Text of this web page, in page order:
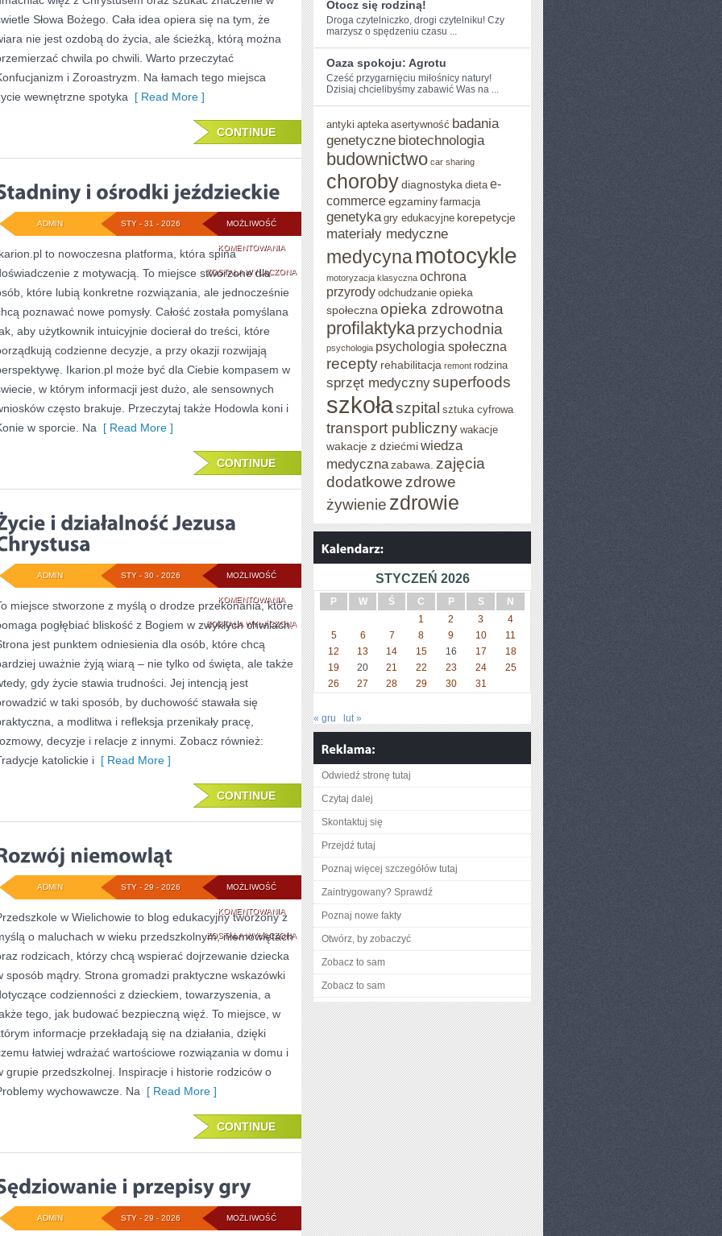
Słowa Bożego. Cała idea opiera się na tym, że
nie jest ozdobą do życia, ale ścieżką, którą można
chwila po chwili. Warto przeczytać
i Zoroastryzm. Na łamach tego miejsca
wewnętrzne spotyka [ Read More ]
CONTINUE
MOŻLIWOŚĆ
KOMENTOWANIASTADNINY
I
OŚRODKI
JEŹDZIECKIE
ZOSTAŁA WYŁĄCZONA
STY - 31 - 2026
ADMIN
to nowoczesna platforma, która spina
z motywacją. To miejsce stworzone dla
które lubią konkretne rozwiązania, ale jednocześnie
poznawać nowe pomysły. Całość została pomyślana
aby użytkownik intuicyjnie docierał do treści, które
codzienne decyzje, a przy okazji rozwijają
Ikarion.pl może być dla Ciebie kompasem w
w którym informacji jest dużo, ale sensownych
często brakuje. Przeczytaj także Hodowla koni i
w sporcie. Na [ Read More ]
CONTINUE
MOŻLIWOŚĆ
KOMENTOWANIAŻYCIE
I
DZIAŁALNOŚĆ
JEZUSA
CHRYSTUSA
ZOSTAŁA WYŁĄCZONA
STY - 30 - 2026
ADMIN
miejsce stworzone z myślą o drodze przekonania, które
pogłębiać bliskość z Bogiem w zwykłych chwilach.
jest punktem odniesienia dla osób, które chcą
uważnie żyją wiarą – nie tylko od święta, ale także
gdy życie stawia trudności. Jej intencją jest
w taki sposób, by duchowość stawała się
a modlitwa i refleksja przenikały pracę,
decyzje i relacje z innymi. Zobacz również:
katolickie i [ Read More ]
CONTINUE
MOŻLIWOŚĆ
KOMENTOWANIAROZWÓJ
NIEMOWLĄT
ZOSTAŁA WYŁĄCZONA
STY - 29 - 2026
ADMIN
w Wielichowie to blog edukacyjny tworzony z
o maluchach w wieku przedszkolnym, niemowlętach
rodzicach, którzy chcą wspierać dojrzewanie dziecka
sposób mądry. Strona gromadzi praktyczne wskazówki
codzienności z dzieckiem, towarzyszenia, a
tego, jak budować bezpieczną więź. To miejsce, w
informacje przekładają się na działania, dzięki
łatwiej wdrażać wartościowe rozwiązania w domu i
grupie przedszkolnej. Inspiracje i historie rodziców o
wychowawcze. Na [ Read More ]
CONTINUE
MOŻLIWOŚĆ
STY - 29 - 2026
ADMIN
Otocz się rodziną!
Droga​ czytelniczko, drogi czytelniku! ⁣Czy
marzysz o spędzeniu czasu ...
Oaza spokoju: Agrotu
Cześć ⁤przygarnięciu miłośnicy natury!
Dzisiaj chcielibyśmy zabawić Was ‌na ...
antyki apteka asertywność badania
genetyczne biotechnologia
budownictwo car sharing
chorobydiagnostyka dieta e-
commerceegzaminy farmacja
genetyka gry edukacyjne korepetycje
materiały medyczne
medycynamotocykle
motoryzacja klasyczna ochrona
przyrody odchudzanie opieka
społeczna opieka zdrowotna
profilaktykaprzychodnia
psychologia psychologia społeczna
recepty rehabilitacja remont rodzina
sprzęt medycznysuperfoods
szkołaszpital sztuka cyfrowa
transport publiczny wakacje
wakacje z dziećmiwiedza
medycznazabawa. zajęcia
dodatkowe zdrowe
żywienie zdrowie
STYCZEŃ 2026
P W Ś C P S
N
1
2 3
4
5
6 7 8 9 10
11
12
13 14 15 16 17
18
19
20 21 22 23 24
25
26
27 28 29 30 31
« gru lut »
Odwiedź stronę tutaj
Czytaj dalej
Skontaktuj się
Przejdź tutaj
Poznaj więcej szczegółów tutaj
Zaintrygowany? Sprawdź
Poznaj nowe fakty
Otwórz, by zobaczyć
Zobacz to sam
Zobacz to sam